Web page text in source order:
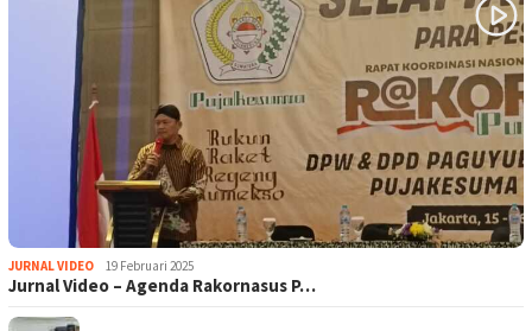
JURNAL VIDEO 19 Februari 2025
Jurnal Video – Agenda Rakornasus P…